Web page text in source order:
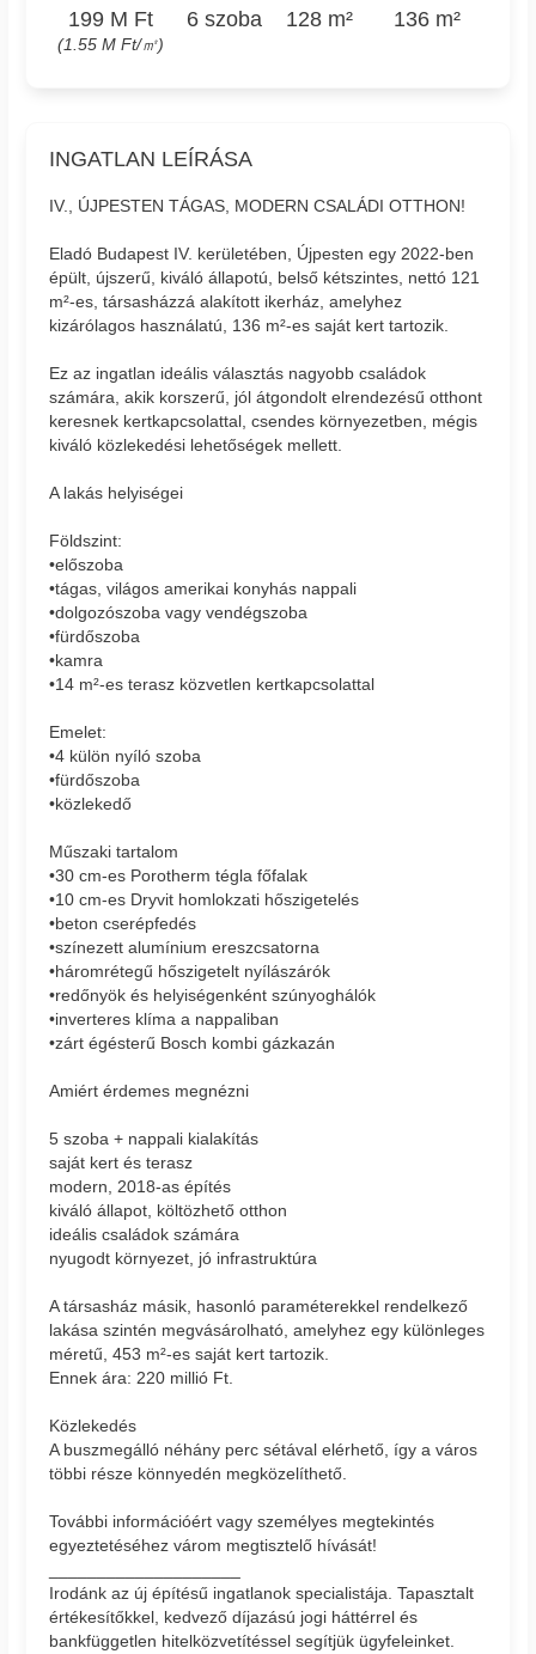
199 M Ft
(1.55 M Ft/㎡)
6 szoba 128 m² 136 m²
INGATLAN LEÍRÁSA
IV., ÚJPESTEN TÁGAS, MODERN CSALÁDI OTTHON!
Eladó Budapest IV. kerületében, Újpesten egy 2022-ben
épült, újszerű, kiváló állapotú, belső kétszintes, nettó 121
m²-es, társasházzá alakított ikerház, amelyhez
kizárólagos használatú, 136 m²-es saját kert tartozik.
Ez az ingatlan ideális választás nagyobb családok
számára, akik korszerű, jól átgondolt elrendezésű otthont
keresnek kertkapcsolattal, csendes környezetben, mégis
kiváló közlekedési lehetőségek mellett.
A lakás helyiségei
Földszint:
•előszoba
•tágas, világos amerikai konyhás nappali
•dolgozószoba vagy vendégszoba
•fürdőszoba
•kamra
•14 m²-es terasz közvetlen kertkapcsolattal
Emelet:
•4 külön nyíló szoba
•fürdőszoba
•közlekedő
Műszaki tartalom
•30 cm-es Porotherm tégla főfalak
•10 cm-es Dryvit homlokzati hőszigetelés
•beton cserépfedés
•színezett alumínium ereszcsatorna
•háromrétegű hőszigetelt nyílászárók
•redőnyök és helyiségenként szúnyoghálók
•inverteres klíma a nappaliban
•zárt égésterű Bosch kombi gázkazán
Amiért érdemes megnézni
5 szoba + nappali kialakítás
saját kert és terasz
modern, 2018-as építés
kiváló állapot, költözhető otthon
ideális családok számára
nyugodt környezet, jó infrastruktúra
A társasház másik, hasonló paraméterekkel rendelkező
lakása szintén megvásárolható, amelyhez egy különleges
méretű, 453 m²-es saját kert tartozik.
Ennek ára: 220 millió Ft.
Közlekedés
A buszmegálló néhány perc sétával elérhető, így a város
többi része könnyedén megközelíthető.
További információért vagy személyes megtekintés
egyeztetéséhez várom megtisztelő hívását!
Irodánk az új építésű ingatlanok specialistája. Tapasztalt
értékesítőkkel, kedvező díjazású jogi háttérrel és
bankfüggetlen hitelközvetítéssel segítjük ügyfeleinket.